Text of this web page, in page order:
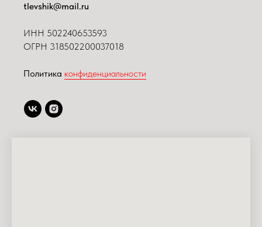
tlevshik@mail.ru
ИНН 502240653593
ОГРН 318502200037018
Политика конфиденциальности